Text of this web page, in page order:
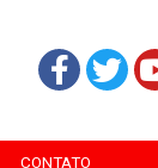
CONTATO